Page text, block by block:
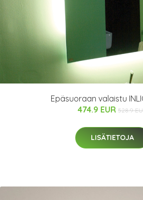
Epäsuoraan valaistu
474.9 EUR 528.9
LISÄTIETOJA